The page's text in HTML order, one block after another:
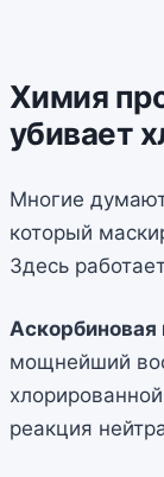
Химия
убивает
Многие
который
Здесь
Аскорбиновая
мощнейший
реакция